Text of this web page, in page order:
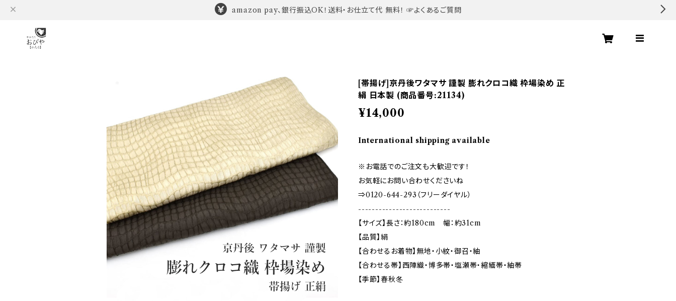
amazon pay、銀行振込OK！送料・お仕立て代 無料！ ☞よくあるご質問
[帯揚げ]京丹後ワタマサ 謹製 膨れクロコ織 枠場染め 正
絹 日本製 (商品番号:21134)
¥14,000
International shipping available
※お電話でのご注文も大歓迎です！
お気軽にお問い合わせくださいね
⇒0120-644-293（フリーダイヤル）
---------------------------
【サイズ】長さ：約180cm 幅：約31cm
【品質】絹
【合わせるお着物】無地・小紋・御召・紬
【合わせる帯】西陣織・博多帯・塩瀬帯・縮緬帯・紬帯
【季節】春秋冬